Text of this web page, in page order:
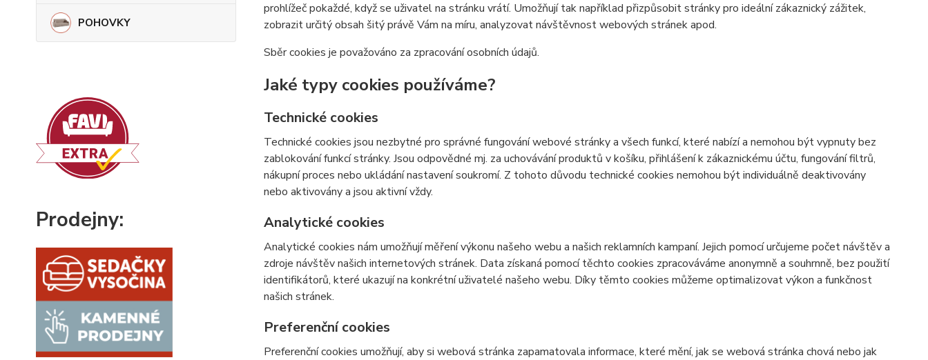
POHOVKY
Prodejny:
prohlížeč pokaždé, když se uživatel na stránku vrátí. Umožňují tak například přizpůsobit stránky pro ideální zákaznický zážitek,
zobrazit určitý obsah šitý právě Vám na míru, analyzovat návštěvnost webových stránek apod.
Sběr cookies je považováno za zpracování osobních údajů.
Jaké typy cookies používáme?
Technické cookies
Technické cookies jsou nezbytné pro správné fungování webové stránky a všech funkcí, které nabízí a nemohou být vypnuty bez
zablokování funkcí stránky. Jsou odpovědné mj. za uchovávání produktů v košíku, přihlášení k zákaznickému účtu, fungování filtrů,
nákupní proces nebo ukládání nastavení soukromí. Z tohoto důvodu technické cookies nemohou být individuálně deaktivovány
nebo aktivovány a jsou aktivní vždy.
Analytické cookies
Analytické cookies nám umožňují měření výkonu našeho webu a našich reklamních kampaní. Jejich pomocí určujeme počet návštěv a
zdroje návštěv našich internetových stránek. Data získaná pomocí těchto cookies zpracováváme anonymně a souhrnně, bez použití
identifikátorů, které ukazují na konkrétní uživatelé našeho webu. Díky těmto cookies můžeme optimalizovat výkon a funkčnost
našich stránek.
Preferenční cookies
Preferenční cookies umožňují, aby si webová stránka zapamatovala informace, které mění, jak se webová stránka chová nebo jak